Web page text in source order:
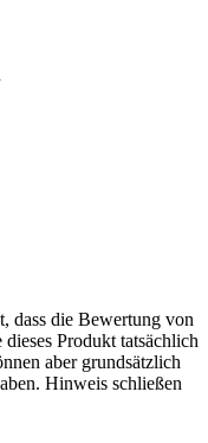
dass die Bewertung von
Produkt tatsächlich
aber grundsätzlich
Hinweis schließen